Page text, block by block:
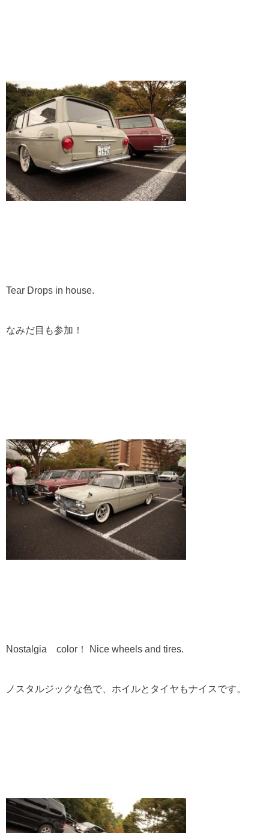
Tear Drops in house.
なみだ目も参加！
Nostalgia color！ Nice wheels and tires.
ノスタルジックな色で、ホイルとタイヤもナイスです。